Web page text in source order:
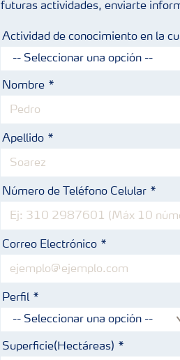
futuras actividades, enviarte
Actividad de conocimiento en la
Nombre
Apellido
Número de Teléfono Celular
Correo Electrónico
Perfil
Superficie(Hectáreas)